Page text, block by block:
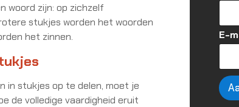
woord zijn: op zichzelf
stukjes worden het woorden
het zinnen.
in stukjes op te delen, moet je
de volledige vaardigheid eruit
E
-
a
i
l
E-